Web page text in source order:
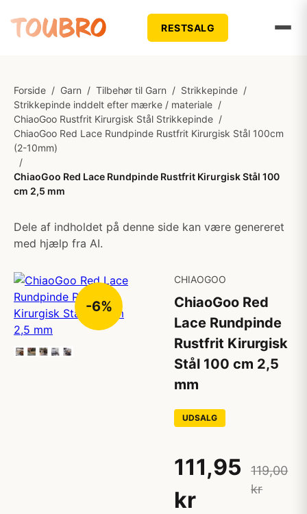
RESTSALG
Forside / Garn / Tilbehør til Garn / Strikkepinde /
Strikkepinde inddelt efter mærke / materiale /
ChiaoGoo Rustfrit Kirurgisk Stål Strikkepinde /
ChiaoGoo Red Lace Rundpinde Rustfrit Kirurgisk Stål 100cm
(2-10mm)
/
ChiaoGoo Red Lace Rundpinde Rustfrit Kirurgisk Stål 100
cm 2,5 mm
Dele af indholdet på denne side kan være genereret
med hjælp fra AI.
-6%
CHIAOGOO
ChiaoGoo Red
Lace Rundpinde
Rustfrit Kirurgisk
Stål 100 cm 2,5
mm
UDSALG
111,95
kr
119,00
kr